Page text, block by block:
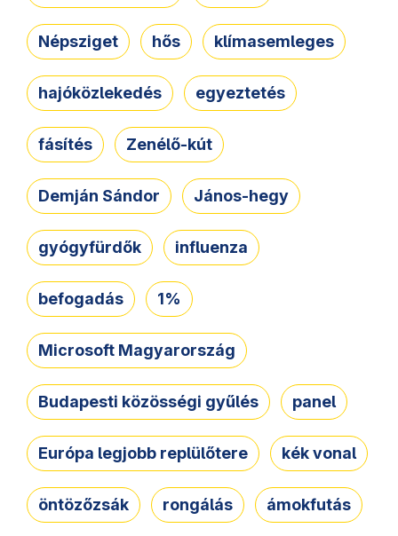
Népsziget hős klímasemleges
hajóközlekedés egyeztetés
fásítés Zenélő-kút
Demján Sándor János-hegy
gyógyfürdők influenza
befogadás 1%
Microsoft Magyarország
Budapesti közösségi gyűlés panel
Európa legjobb replülőtere kék vonal
öntözőzsák rongálás ámokfutás